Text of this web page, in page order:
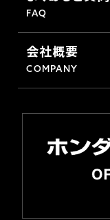
FAQ
会社概要
COMPANY